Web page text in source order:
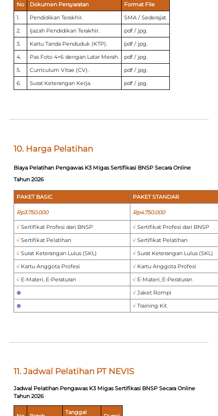
No Dokumen Persyaratan
Format File
1.
Pendidikan Terakhir.
SMA / Sederajat.
2.
Ijazah Pendidikan Terakhir.
pdf / jpg.
3.
Kartu Tanda Penduduk (KTP).
pdf / jpg.
4.
Pas Foto 4×6 dengan Latar Merah.
pdf / jpg.
5.
Curriculum Vitae (CV).
pdf / jpg.
6.
Surat Keterangan Kerja. pdf / jpg.
10. Harga Pelatihan
Biaya Pelatihan Pengawas K3 Migas Sertifikasi BNSP Secara Online
Tahun 2026
PAKET BASIC PAKET STANDAR
Rp3.750.000 Rp4.750.000
√ Sertifikat Profesi dari BNSP √ Sertifikat Profesi dari BNSP
√ Sertifikat Pelatihan √ Sertifikat Pelatihan
√ Surat Keterangan Lulus (SKL) √ Surat Keterangan Lulus (SKL)
√ Kartu Anggota Profesi √ Kartu Anggota Profesi
√ E-Materi, E-Peraturan √ E-Materi, E-Peraturan
⊗
√ Jaket Rompi
⊗
√ Training Kit
11. Jadwal Pelatihan PT NEVIS
Jadwal Pelatihan Pengawas K3 Migas Sertifikasi BNSP Secara Online
Tahun 2026
Tanggal